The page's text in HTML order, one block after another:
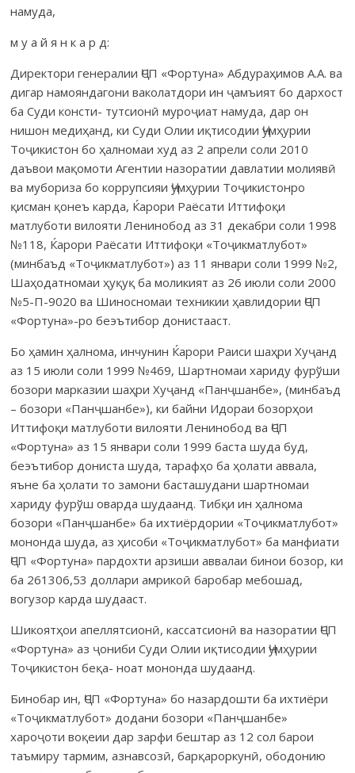
намуда,
м у а й я н к а р д:
Директори генералии ҶСП «Фортуна» Абдураҳимов А.А. ва
дигар намояндагони ваколатдори ин ҷамъият бо дархост
ба Суди консти- тутсионӣ муроҷиат намуда, дар он
нишон медиҳанд, ки Суди Олии иқтисодии Ҷумҳурии
Тоҷикистон бо ҳалномаи худ аз 2 апрели соли 2010
даъвои мақомоти Агентии назоратии давлатии молиявӣ
ва мубориза бо коррупсияи Ҷумҳурии Тоҷикистонро
қисман қонеъ карда, Ќарори Раёсати Иттифоқи
матлуботи вилояти Ленинобод аз 31 декабри соли 1998
№118, Ќарори Раёсати Иттифоқи «Тоҷикматлубот»
(минбаъд «Тоҷикматлубот») аз 11 январи соли 1999 №2,
Шаҳодатномаи ҳуқуқ ба моликият аз 26 июли соли 2000
№5-П-9020 ва Шиносномаи техникии ҳавлидории ҶСП
«Фортуна»-ро беэътибор донистааст.
Бо ҳамин ҳалнома, инчунин Ќарори Раиси шаҳри Хуҷанд
аз 15 июли соли 1999 №469, Шартномаи хариду фурўши
бозори марказии шаҳри Хуҷанд «Панҷшанбе», (минбаъд
– бозори «Панҷшанбе»), ки байни Идораи бозорҳои
Иттифоқи матлуботи вилояти Ленинобод ва ҶСП
«Фортуна» аз 15 январи соли 1999 баста шуда буд,
беэътибор дониста шуда, тарафҳо ба ҳолати аввала,
яъне ба ҳолати то замони басташудани шартномаи
хариду фурўш оварда шудаанд. Тибқи ин ҳалнома
бозори «Панҷшанбе» ба ихтиёрдории «Тоҷикматлубот»
мононда шуда, аз ҳисоби «Тоҷикматлубот» ба манфиати
ҶСП «Фортуна» пардохти арзиши аввалаи бинои бозор, ки
ба 261306,53 доллари амрикоӣ баробар мебошад,
вогузор карда шудааст.
Шикоятҳои апеллятсионӣ, кассатсионӣ ва назоратии ҶСП
«Фортуна» аз ҷониби Суди Олии иқтисодии Ҷумҳурии
Тоҷикистон беқа- ноат мононда шудаанд.
Бинобар ин, ҶСП «Фортуна» бо назардошти ба ихтиёри
«Тоҷикматлубот» додани бозори «Панҷшанбе»
хароҷоти воқеии дар зарфи бештар аз 12 сол барои
таъмиру тармим, азнавсозӣ, барқароркунӣ, ободонию